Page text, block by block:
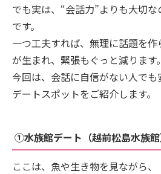
でも実は、“会話力”よりも大切
です。
一つ工夫すれば、無理に話題を
が生まれ、緊張もぐっと減ります。
今回は、会話に自信がない人で
デートスポットをご紹介します。
①水族館デート（越前松島水族館
ここは、魚や生き物を見ながら